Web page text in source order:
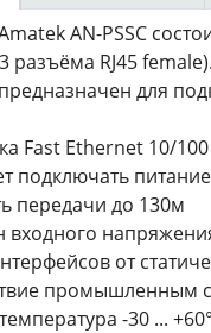
AN-PSSC
разъёма RJ45
для
Fast Ethernet 10/100
подключать
передачи до 130м
входного
от
промышленным
-30 ...